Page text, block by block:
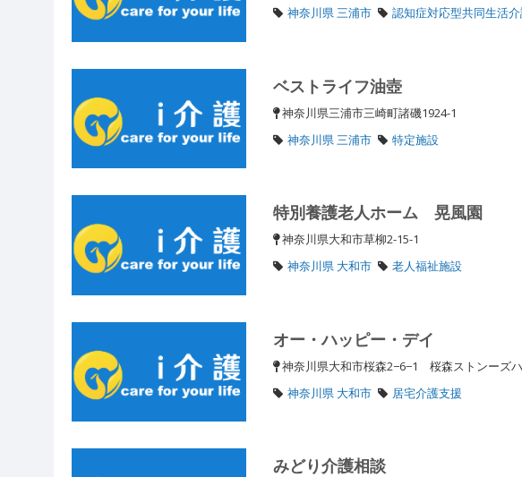
神奈川県 三浦市
認知症対応型共同生活
ベストライフ油壺
神奈川県三浦市三崎町諸磯1924-1
神奈川県 三浦市
特定施設
特別養護老人ホーム 晃風園
神奈川県大和市草柳2-15-1
神奈川県 大和市
老人福祉施設
オー・ハッピー・デイ
神奈川県大和市桜森2−6−1 桜森ストンーズ
神奈川県 大和市
居宅介護支援
みどり介護相談